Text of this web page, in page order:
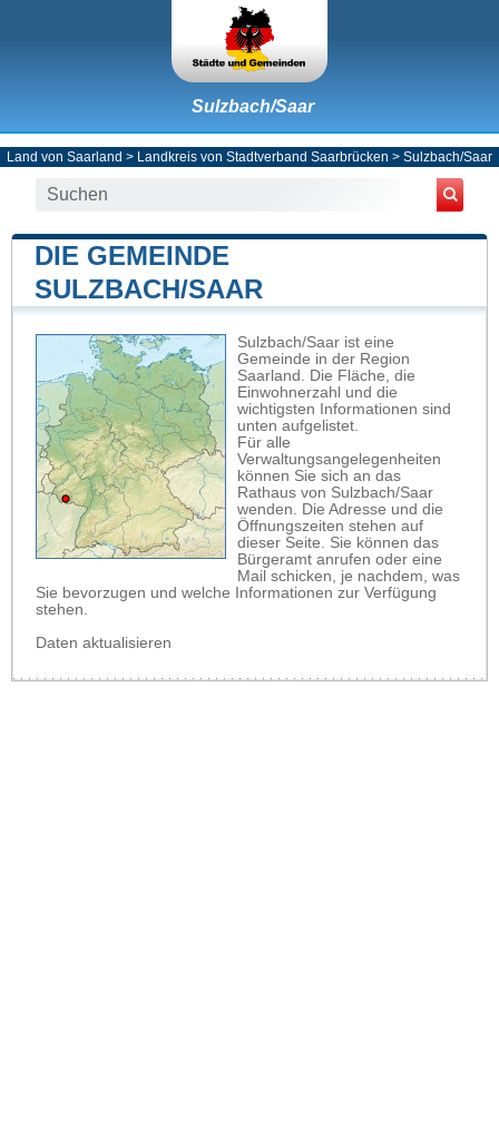
Sulzbach/Saar
Land von Saarland > Landkreis von Stadtverband Saarbrücken > Sulzbach/Saar
DIE GEMEINDE
SULZBACH/SAAR
Sulzbach/Saar ist eine
Gemeinde in der Region
Saarland. Die Fläche, die
Einwohnerzahl und die
wichtigsten Informationen sind
unten aufgelistet.
Für alle
Verwaltungsangelegenheiten
können Sie sich an das
Rathaus von Sulzbach/Saar
wenden. Die Adresse und die
Öffnungszeiten stehen auf
dieser Seite. Sie können das
Bürgeramt anrufen oder eine
Mail schicken, je nachdem, was
Sie bevorzugen und welche Informationen zur Verfügung
stehen.
Daten aktualisieren